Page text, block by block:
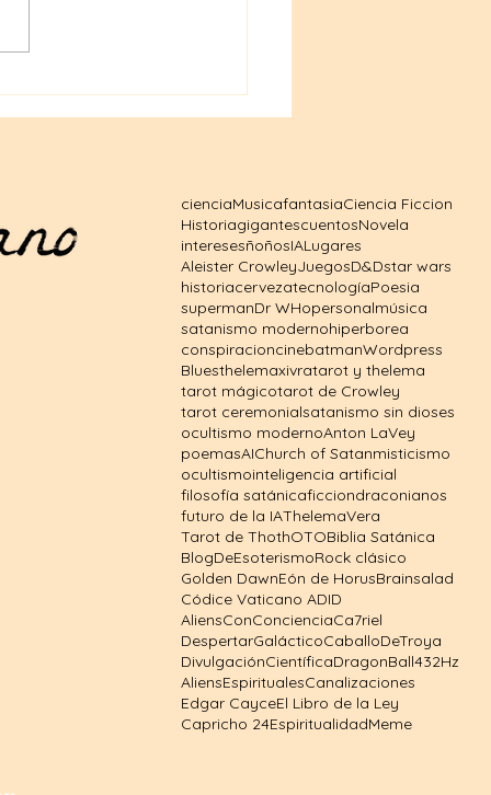
a precios
cienciaMusicafantasiaCiencia Ficcion
HistoriagigantescuentosNovela
interesesñoñosIALugares
Aleister CrowleyJuegosD&Dstar wars
historiacervezatecnologíaPoesia
supermanDr WHopersonalmúsica
satanismo modernohiperborea
conspiracioncinebatmanWordpress
Bluesthelemaxivratarot y thelema
tarot mágicotarot de Crowley
tarot ceremonialsatanismo sin dioses
ocultismo modernoAnton LaVey
poemasAIChurch of Satanmisticismo
ocultismointeligencia artificial
filosofía satánicaficciondraconianos
futuro de la IAThelemaVera
Tarot de ThothOTOBiblia Satánica
BlogDeEsoterismoRock clásico
Golden DawnEón de HorusBrainsalad
Códice Vaticano ADID
AliensConConcienciaCa7riel
DespertarGalácticoCaballoDeTroya
DivulgaciónCientíficaDragonBall432Hz
AliensEspiritualesCanalizaciones
Edgar CayceEl Libro de la Ley
Capricho 24EspiritualidadMeme